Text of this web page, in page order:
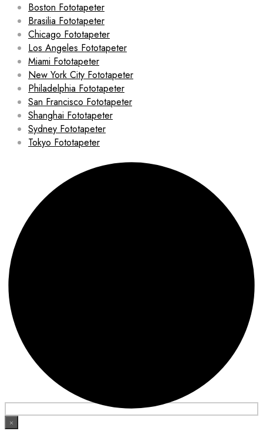
Boston Fototapeter
Brasilia Fototapeter
Chicago Fototapeter
Los Angeles Fototapeter
Miami Fototapeter
New York City Fototapeter
Philadelphia Fototapeter
San Francisco Fototapeter
Shanghai Fototapeter
Sydney Fototapeter
Tokyo Fototapeter
×